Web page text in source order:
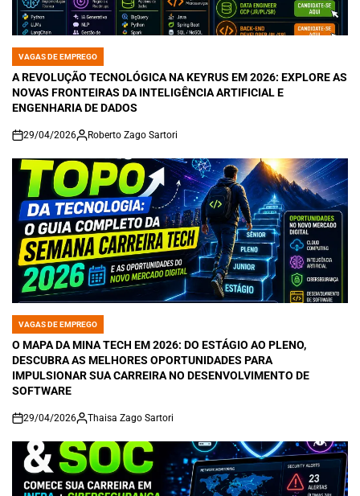
POSTED
IN
VAGAS DE EMPREGO
A REVOLUÇÃO TECNOLÓGICA NA KEYRUS EM 2026: EXPLORE AS
NOVAS FRONTEIRAS DA INTELIGÊNCIA ARTIFICIAL E
ENGENHARIA DE DADOS
on
29/04/2026 Roberto Zago Sartori
POSTED
IN
VAGAS DE EMPREGO
O MAPA DA MINA TECH EM 2026: DO ESTÁGIO AO PLENO,
DESCUBRA AS MELHORES OPORTUNIDADES PARA
IMPULSIONAR SUA CARREIRA NO DESENVOLVIMENTO DE
SOFTWARE
on
29/04/2026 Thaisa Zago Sartori